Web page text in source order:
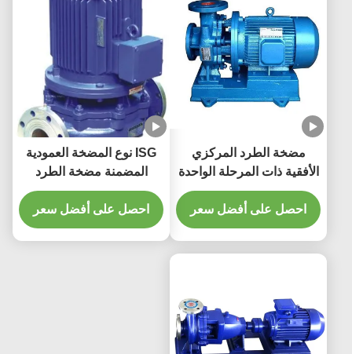
مضخة الطرد المركزي
الأفقية ذات المرحلة الواحدة
ذات الشفط الفردي مضخة
مياه الحريق
احصل على أفضل سعر
ISG نوع المضخة العمودية
المضمنة مضخة الطرد
المركزي متعددة المراحل
العمودية
احصل على أفضل سعر